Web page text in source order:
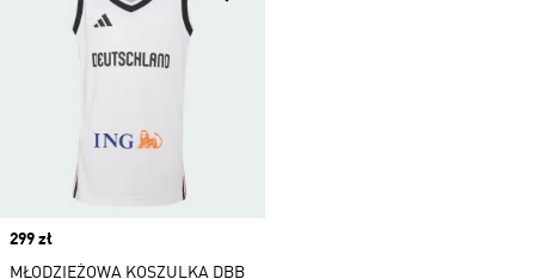
Price
299 zł
MŁODZIEŻOWA KOSZULKA DBB